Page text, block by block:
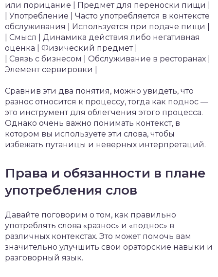
или порицание | Предмет для переноски пищи |
| Употребление | Часто употребляется в контексте
обслуживания | Используется при подаче пищи |
| Смысл | Динамика действия либо негативная
оценка | Физический предмет |
| Связь с бизнесом | Обслуживание в ресторанах |
Элемент сервировки |
Сравнив эти два понятия, можно увидеть, что
разнос относится к процессу, тогда как поднос —
это инструмент для облегчения этого процесса.
Однако очень важно понимать контекст, в
котором вы используете эти слова, чтобы
избежать путаницы и неверных интерпретаций.
Права и обязанности в плане
употребления слов
Давайте поговорим о том, как правильно
употреблять слова «разнос» и «поднос» в
различных контекстах. Это может помочь вам
значительно улучшить свои ораторские навыки и
разговорный язык.